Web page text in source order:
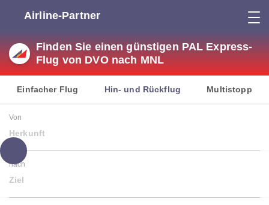
Airline-Partner
Finden Sie einen günstigen PAL Express-
Flug von DVO nach MNL
Einfacher Flug Hin- und Rückflug Multistopp
Von
Herkunft
nach
Ziel